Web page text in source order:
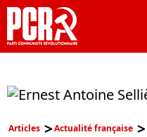
Articles Actualité française